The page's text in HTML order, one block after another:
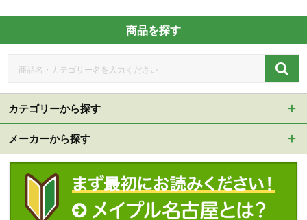
商品を探す
カテゴリーから探す
メーカーから探す